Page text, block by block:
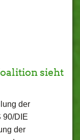
sieht
der
90/DIE
der